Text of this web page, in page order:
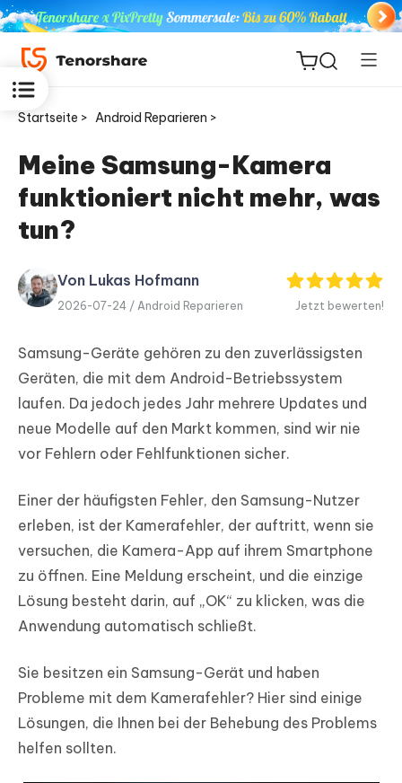
ReiBoot
for iOS
PDF
Editor
Neu
iAnyGo
Startseite > Android Reparieren >
Meine Samsung-Kamera
funktioniert nicht mehr, was
tun?
Von Lukas Hofmann
2026-07-24 / Android Reparieren Jetzt bewerten!
Samsung-Geräte gehören zu den zuverlässigsten
Geräten, die mit dem Android-Betriebssystem
laufen. Da jedoch jedes Jahr mehrere Updates und
neue Modelle auf den Markt kommen, sind wir nie
vor Fehlern oder Fehlfunktionen sicher.
Einer der häufigsten Fehler, den Samsung-Nutzer
erleben, ist der Kamerafehler, der auftritt, wenn sie
versuchen, die Kamera-App auf ihrem Smartphone
zu öffnen. Eine Meldung erscheint, und die einzige
Lösung besteht darin, auf „OK“ zu klicken, was die
Anwendung automatisch schließt.
Sie besitzen ein Samsung-Gerät und haben
Probleme mit dem Kamerafehler? Hier sind einige
Lösungen, die Ihnen bei der Behebung des Problems
helfen sollten.